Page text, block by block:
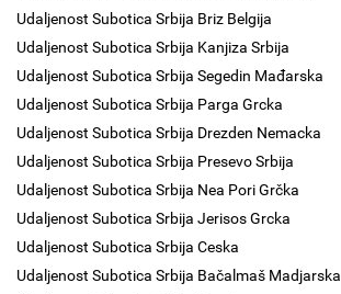
Udaljenost Subotica Srbija Briz Belgija
Udaljenost Subotica Srbija Kanjiza Srbija
Udaljenost Subotica Srbija Segedin Mađarska
Udaljenost Subotica Srbija Parga Grcka
Udaljenost Subotica Srbija Drezden Nemacka
Udaljenost Subotica Srbija Presevo Srbija
Udaljenost Subotica Srbija Nea Pori Grčka
Udaljenost Subotica Srbija Jerisos Grcka
Udaljenost Subotica Srbija Ceska
Udaljenost Subotica Srbija Bačalmaš Madjarska